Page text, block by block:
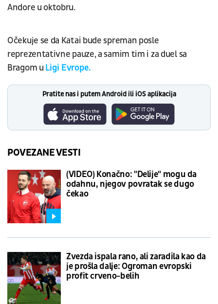
Andore u oktobru.
Očekuje se da Katai bude spreman posle
reprezentativne pauze, a samim tim i za duel sa
Bragom u Ligi Evrope.
Pratite nas i putem Android ili iOS aplikacija
POVEZANE VESTI
(VIDEO) Konačno: "Delije" mogu da
odahnu, njegov povratak se dugo
čekao
Zvezda ispala rano, ali zaradila kao da
je prošla dalje: Ogroman evropski
profit crveno-belih